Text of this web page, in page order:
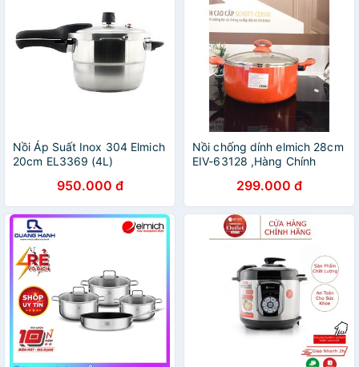
Nồi Áp Suất Inox 304 Elmich
20cm EL3369 (4L)
950.000 đ
Nồi chống dính elmich 28cm
EIV-63128 ,Hàng Chính
299.000 đ